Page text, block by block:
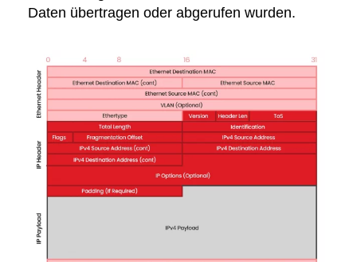
Daten übertragen oder abgerufen wurden.